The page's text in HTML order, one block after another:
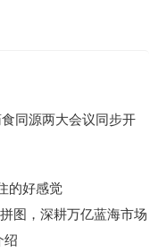
同源两大会议同步开
的好感觉
图，深耕万亿蓝海市场
绍